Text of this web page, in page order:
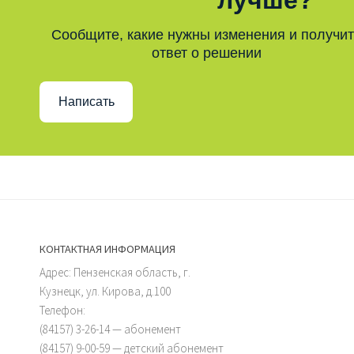
Сообщите, какие нужны изменения и
ответ о решении
Написать
КОНТАКТНАЯ ИНФОРМАЦИЯ
Адрес: Пензенская область, г.
Кузнецк, ул. Кирова, д.100
Телефон:
(84157) 3-26-14 — абонемент
(84157) 9-00-59 — детский абонемент